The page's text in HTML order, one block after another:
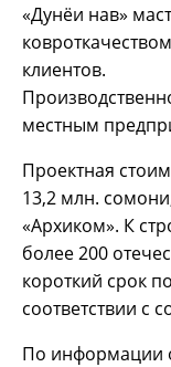
«Дунёи нав»
клиентов.
местным
Проектная
13,2 млн.
«Архиком». К
более 200
короткий срок
соответствии с
По информации